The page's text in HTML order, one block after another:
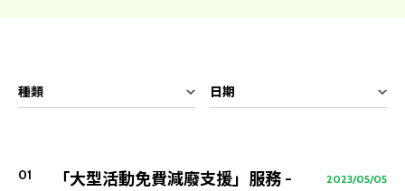
01
「大型活動免費減廢支援」服務 -
2023/05/05
種類 日期